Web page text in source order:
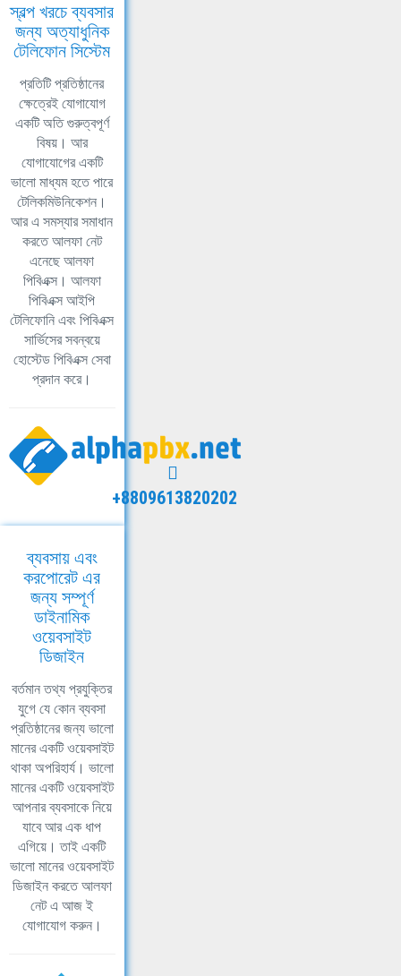
স্বল্প খরচে ব্যবসার
জন্য অত্যাধুনিক
টেলিফোন সিস্টেম
প্রতিটি প্রতিষ্ঠানের
ক্ষেত্রেই যোগাযোগ
একটি অতি গুরুত্বপূর্ণ
বিষয়। আর
যোগাযোগের একটি
ভালো মাধ্যম হতে পারে
টেলিকমিউনিকেশন।
আর এ সমস্যার সমাধান
করতে আলফা নেট
এনেছে আলফা
পিবিএক্স। আলফা
পিবিএক্স আইপি
টেলিফোনি এবং পিবিএক্স
সার্ভিসের সবন্বয়ে
হোস্টেড পিবিএক্স সেবা
প্রদান করে।
+8809613820202
ব্যবসায় এবং
করপোরেট এর
জন্য সম্পূর্ণ
ডাইনামিক
ওয়েবসাইট
ডিজাইন
বর্তমান তথ্য প্রযুক্তির
যুগে যে কোন ব্যবসা
প্রতিষ্ঠানের জন্য ভালো
মানের একটি ওয়েবসাইট
থাকা অপরিহার্য। ভালো
মানের একটি ওয়েবসাইট
আপনার ব্যবসাকে নিয়ে
যাবে আর এক ধাপ
এগিয়ে। তাই একটি
ভালো মানের ওয়েবসাইট
ডিজাইন করতে আলফা
নেট এ আজ ই
যোগাযোগ করুন।